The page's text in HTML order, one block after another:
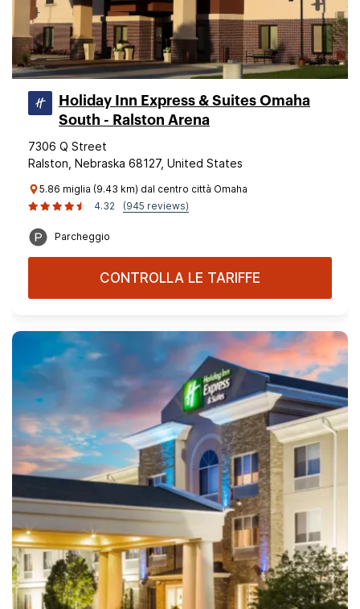
Holiday Inn Express & Suites Omaha
South - Ralston Arena
7306 Q Street
Ralston, Nebraska 68127, United States
5.86 miglia (9.43 km) dal centro città Omaha
4.32
(945 reviews)
Parcheggio
CONTROLLA LE TARIFFE